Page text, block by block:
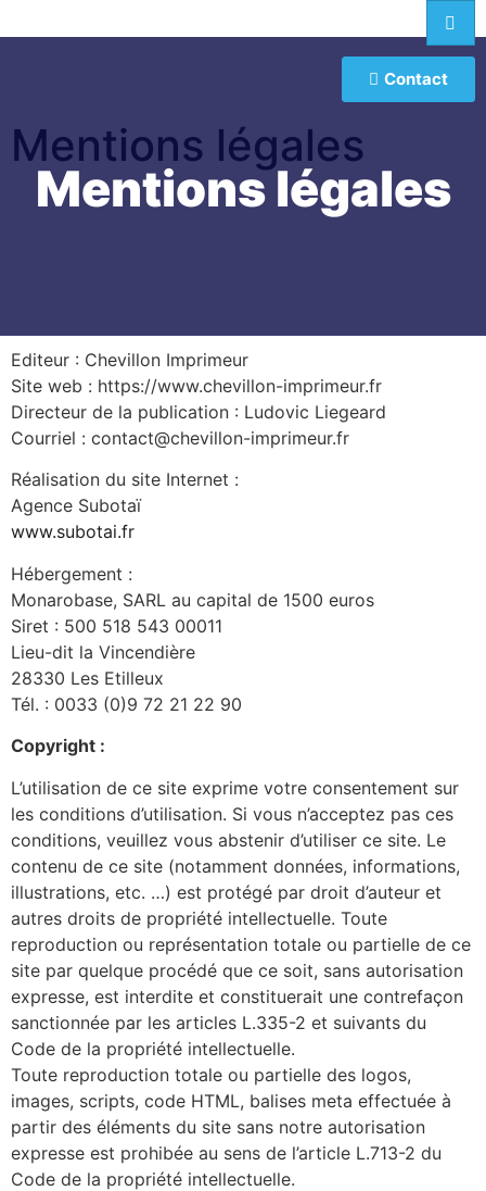
Contact
Mentions légales
Mentions légales
Editeur : Chevillon Imprimeur
Site web : https://www.chevillon-imprimeur.fr
Directeur de la publication : Ludovic Liegeard
Courriel : contact@chevillon-imprimeur.fr
Réalisation du site Internet :
Agence Subotaï
www.subotai.fr
Hébergement :
Monarobase, SARL au capital de 1500 euros
Siret : 500 518 543 00011
Lieu-dit la Vincendière
28330 Les Etilleux
Tél. : 0033 (0)9 72 21 22 90
Copyright :
L’utilisation de ce site exprime votre consentement sur
les conditions d’utilisation. Si vous n’acceptez pas ces
conditions, veuillez vous abstenir d’utiliser ce site. Le
contenu de ce site (notamment données, informations,
illustrations, etc. …) est protégé par droit d’auteur et
autres droits de propriété intellectuelle. Toute
reproduction ou représentation totale ou partielle de ce
site par quelque procédé que ce soit, sans autorisation
expresse, est interdite et constituerait une contrefaçon
sanctionnée par les articles L.335-2 et suivants du
Code de la propriété intellectuelle.
Toute reproduction totale ou partielle des logos,
images, scripts, code HTML, balises meta effectuée à
partir des éléments du site sans notre autorisation
expresse est prohibée au sens de l’article L.713-2 du
Code de la propriété intellectuelle.